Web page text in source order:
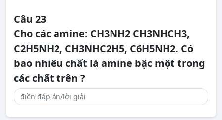
Câu 23
Cho các amine: CH3NH2 CH3NHCH3,
C2H5NH2, CH3NHC2H5, C6H5NH2. Có
bao nhiêu chất là amine bậc một trong
các chất trên ?